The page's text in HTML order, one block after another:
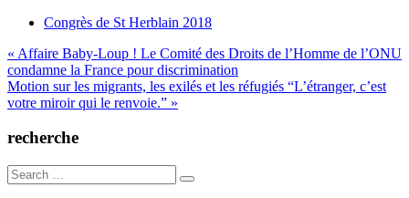
Congrès de St Herblain 2018
Navigation
de
l’article
« Affaire Baby-Loup ! Le Comité des Droits de l’Homme de l’ONU
condamne la France pour discrimination
Motion sur les migrants, les exilés et les réfugiés “L’étranger, c’est
votre miroir qui le renvoie.” »
recherche
Search
for: